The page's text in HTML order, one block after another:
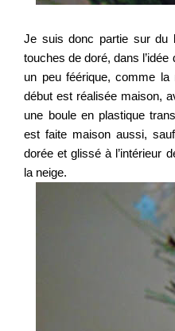
Je suis donc partie sur du
touches de doré, dans l’idée
un peu féérique, comme la
début est réalisée maison,
une boule en plastique
est faite maison aussi,
dorée et glissé à l’intérieur
la neige.